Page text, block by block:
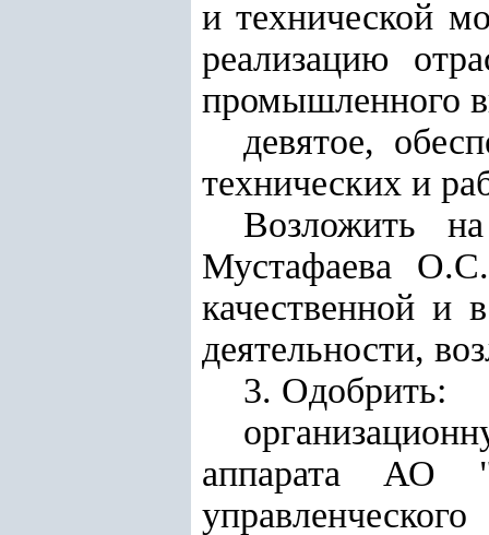
и технической
реализацию
промышленного
девятое,
технических и
Возложить
Мустафаева О.С.
качественной и
деятельности,
3. Одобрить:
аппарата АО